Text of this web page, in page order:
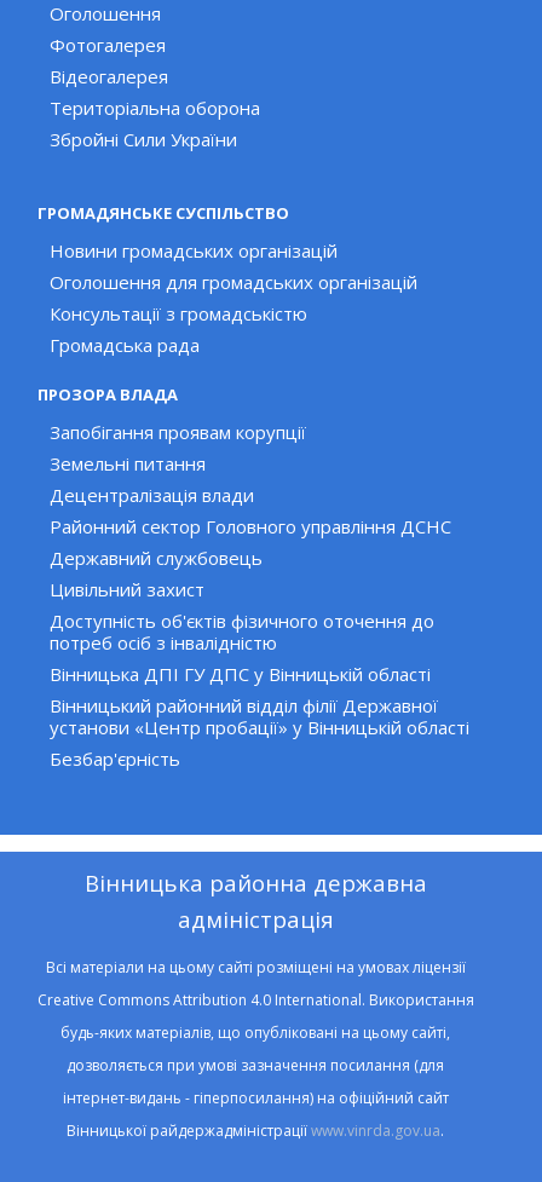
Оголошення
Фотогалерея
Відеогалерея
Територіальна оборона
Збройні Сили України
ГРОМАДЯНСЬКЕ СУСПІЛЬСТВО
Новини громадських організацій
Оголошення для громадських організацій
Консультації з громадськістю
Громадська рада
ПРОЗОРА ВЛАДА
Запобігання проявам корупції
Земельні питання
Децентралізація влади
Районний сектор Головного управління ДСНС
Державний службовець
Цивільний захист
Доступність об'єктів фізичного оточення до
потреб осіб з інвалідністю
Вінницька ДПІ ГУ ДПС у Вінницькій області
Вінницький районний відділ філії Державної
установи «Центр пробації» у Вінницькій області
Безбар'єрність
Вінницька районна державна
адміністрація
Всі матеріали на цьому сайті розміщені на умовах ліцензії
Creative Commons Attribution 4.0 International. Використання
будь-яких матеріалів, що опубліковані на цьому сайті,
дозволяється при умові зазначення посилання (для
інтернет-видань - гіперпосилання) на офіційний сайт
Вінницької райдержадміністраціїwww.vinrda.gov.ua.